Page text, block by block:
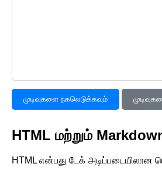
முடிவுகளை நகலெடுக்கவும்
HTML மற்றும்
HTML என்பது டேக் அடிப்படையிலான